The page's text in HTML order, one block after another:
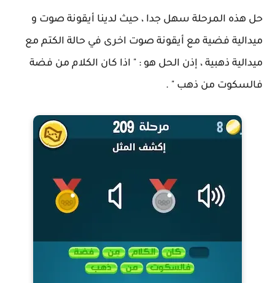
حل هذه المرحلة سهل جدا ، حيث لدينا أيقونة صوت و
ميدالية فضية مع أيقونة صوت اخرى في حالة الكتم مع
ميدالية ذهبية ، إذن الحل هو : " اذا كان الكلام من فضة
فالسكوت من ذهب " .